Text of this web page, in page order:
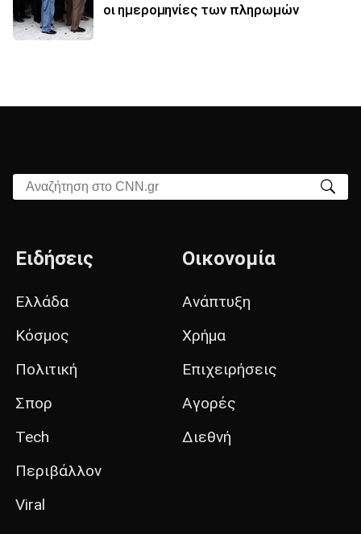
οι ημερομηνίες των πληρωμών
Αναζήτηση στο CNN.gr
Ειδήσεις
Ελλάδα
Κόσμος
Πολιτική
Σπορ
Tech
Περιβάλλον
Viral
Οικονομία
Ανάπτυξη
Χρήμα
Επιχειρήσεις
Αγορές
Διεθνή